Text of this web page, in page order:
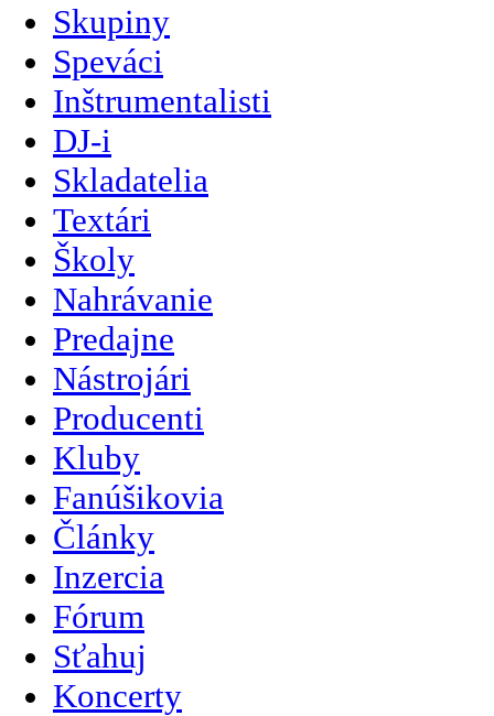
Skupiny
Speváci
Inštrumentalisti
DJ-i
Skladatelia
Textári
Školy
Nahrávanie
Predajne
Nástrojári
Producenti
Kluby
Fanúšikovia
Články
Inzercia
Fórum
Sťahuj
Koncerty